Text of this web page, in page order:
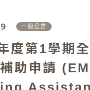
一般公告
度第1學期
助申請